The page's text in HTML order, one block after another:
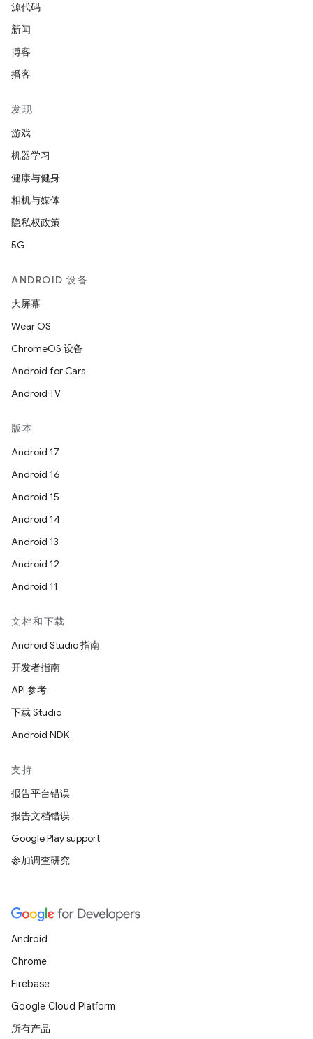
源代码
新闻
博客
播客
发现
游戏
机器学习
健康与健身
相机与媒体
隐私权政策
5G
ANDROID 设备
大屏幕
Wear OS
ChromeOS 设备
Android for Cars
Android TV
版本
Android 17
Android 16
Android 15
Android 14
Android 13
Android 12
Android 11
文档和下载
Android Studio 指南
开发者指南
API 参考
下载 Studio
Android NDK
支持
报告平台错误
报告文档错误
Google Play support
参加调查研究
Android
Chrome
Firebase
Google Cloud Platform
所有产品